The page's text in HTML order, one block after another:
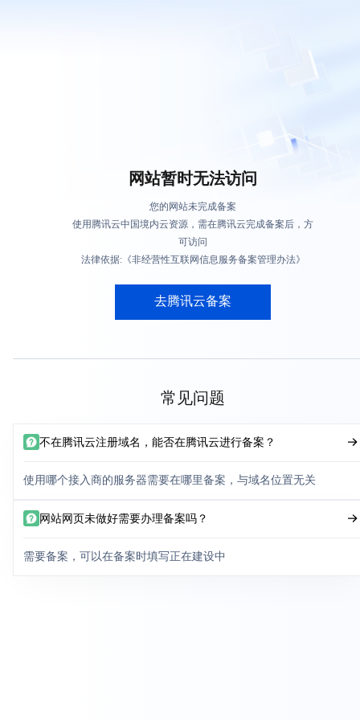
网站暂时无法访问
您的网站未完成备案
使用腾讯云中国境内云资源，需在腾讯云完成备案后，方
可访问
法律依据:《非经营性互联网信息服务备案管理办法》
去腾讯云备案
常见问题
不在腾讯云注册域名，能否在腾讯云进行备案？
使用哪个接入商的服务器需要在哪里备案，与域名位置无关
网站网页未做好需要办理备案吗？
需要备案，可以在备案时填写正在建设中